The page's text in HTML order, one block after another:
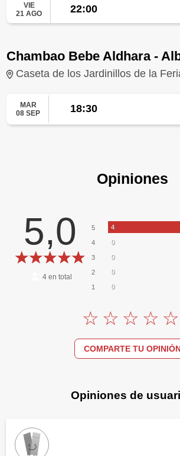
VIE
21 AGO
22:00
Chambao Bebe Aldhara -
Caseta de los Jardinillos de la
MAR
08 SEP
18:30
Opiniones
5,0
4en total
5 4
4 0
3 0
2 0
1 0
COMPARTE TU
Opiniones de